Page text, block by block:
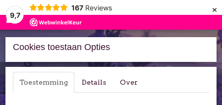
9,7
167 Reviews ×
Inloggen Registreren
Cookies toestaan Opties
Toestemming Details Over